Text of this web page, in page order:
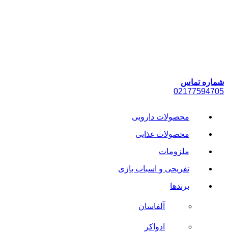
شماره تماس
02177594705
محصولات دارویی
محصولات غذایی
ملزومات
تفریحی و اسباب بازی
برندها
آلفاسان
ادواکر